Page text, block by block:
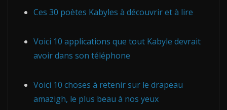
Ces 30 poètes Kabyles à découvrir et à lire
Voici 10 applications que tout Kabyle devrait
avoir dans son téléphone
Voici 10 choses à retenir sur le drapeau
amazigh, le plus beau à nos yeux